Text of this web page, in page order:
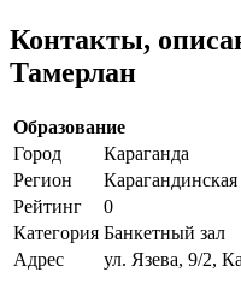
Контакты,
Тамерлан
Образование
Город
Караганда
Регион
Карагандинская
Рейтинг
0
Категория Банкетный зал
Адрес
ул. Язева, 9/2,